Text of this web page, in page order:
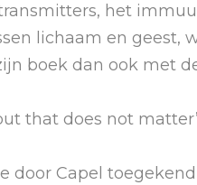
het
lichaam en geest,
boek dan ook met
that does not
door Capel